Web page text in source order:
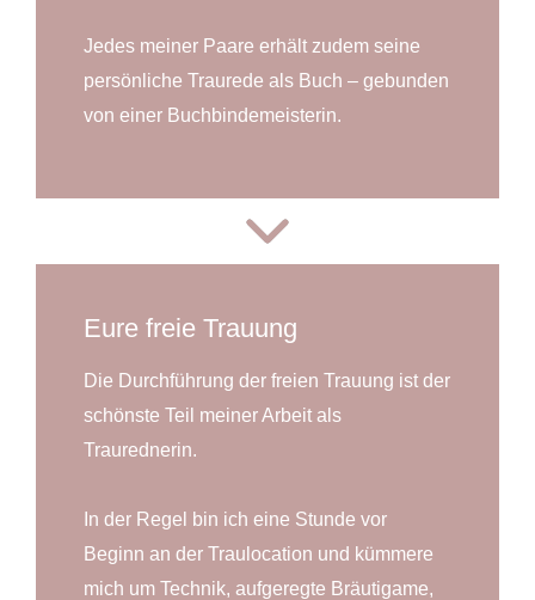
Jedes meiner Paare erhält zudem seine
persönliche Traurede als Buch – gebunden
von einer Buchbindemeisterin.
Eure freie Trauung
Die Durchführung der freien Trauung ist der
schönste Teil meiner Arbeit als
Traurednerin.
In der Regel bin ich eine Stunde vor
Beginn an der Traulocation und kümmere
mich um Technik, aufgeregte Bräutigame,